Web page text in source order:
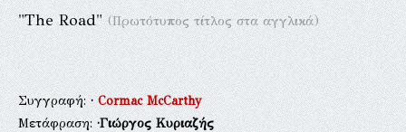
"The Road"(Πρωτότυπος τίτλος στα αγγλικά)
Συγγραφή:·Cormac McCarthy
Μετάφραση: ·Γιώργος Κυριαζής